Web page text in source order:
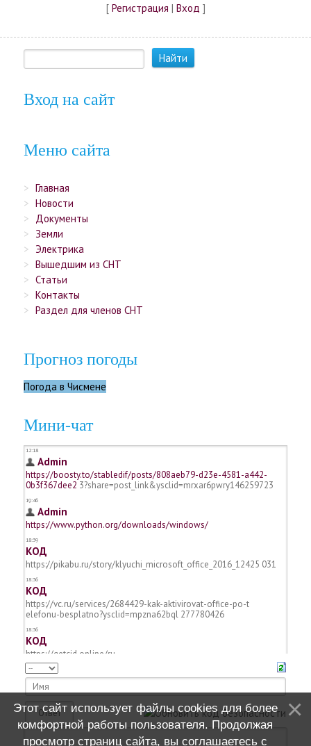
[ Регистрация | Вход ]
Вход на сайт
Меню сайта
Главная
Новости
Документы
Земли
Электрика
Вышедшим из СНТ
Статьи
Контакты
Раздел для членов СНТ
Прогноз погоды
Погода в Чисмене
Мини-чат
Этот сайт использует файлы cookies для более
комфортной работы пользователя. Продолжая
просмотр страниц сайта, вы соглашаетесь с